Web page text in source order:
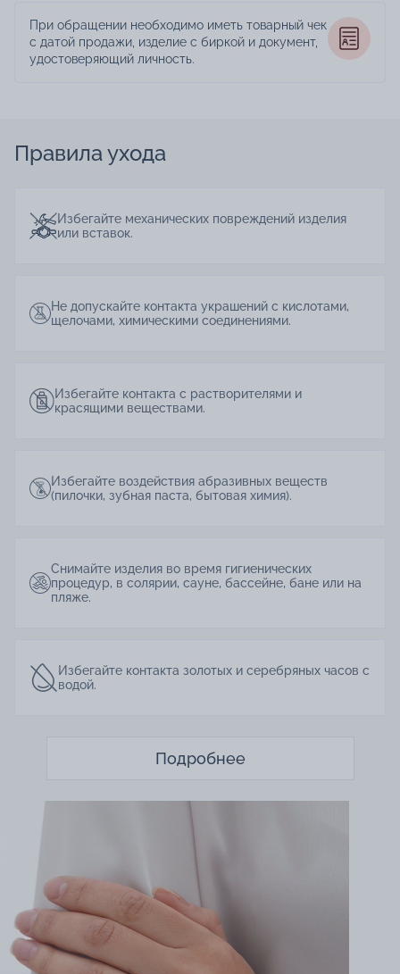
При обращении необходимо иметь товарный чек
с датой продажи, изделие с биркой и документ,
удостоверяющий личность.
Правила ухода
Избегайте механических повреждений изделия
или вставок.
Не допускайте контакта украшений с кислотами,
щелочами, химическими соединениями.
Избегайте контакта с растворителями и
красящими веществами.
Избегайте воздействия абразивных веществ
(пилочки, зубная паста, бытовая химия).
Снимайте изделия во время гигиенических
процедур, в солярии, сауне, бассейне, бане или на
пляже.
Избегайте контакта золотых и серебряных часов с
водой.
Подробнее